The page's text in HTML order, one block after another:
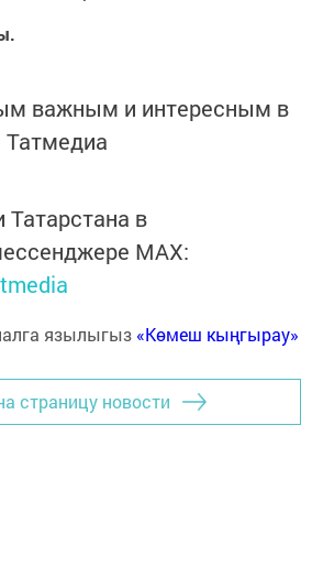
важным и интересным в
Татмедиа
Татарстана в
MАХ:
язылыгыз «Көмеш кыңгырау»
страницу новости